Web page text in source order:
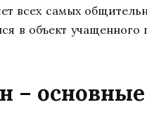
всех самых
в объект учащенного
– основные